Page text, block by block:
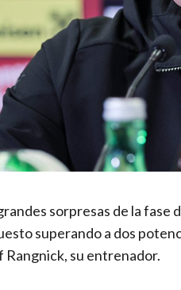
sorpresas de la
superando a dos
Rangnick, su entrenador.